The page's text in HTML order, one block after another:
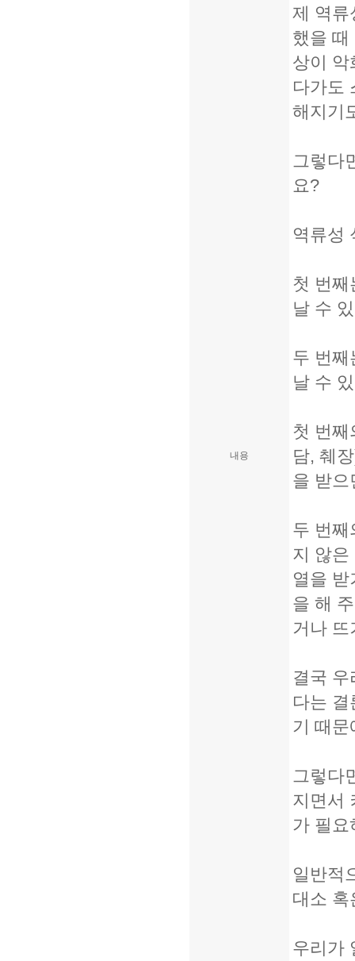
내용
제 역류
했을 때
상이 악
다가도
해지기
그렇다
요?
역류성
첫 번
날 수
두 번째
날 수
첫 번
담, 췌
을 받으
두 번째
지 않은
열을
을 해
거나
결국
다는
기 때문
그렇다
지면서
가 필요
일반적
대소 혹
우리가